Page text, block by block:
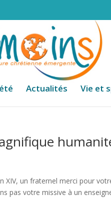
Actualités Vie et
XIV, un fraternel merci pour
pas votre missive à un